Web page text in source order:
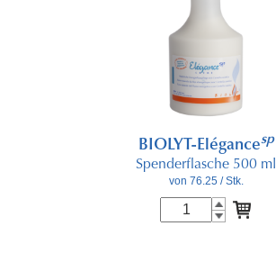
BIOLYT-Elégancesp
Spenderflasche 500 ml
von 76.25 / Stk.